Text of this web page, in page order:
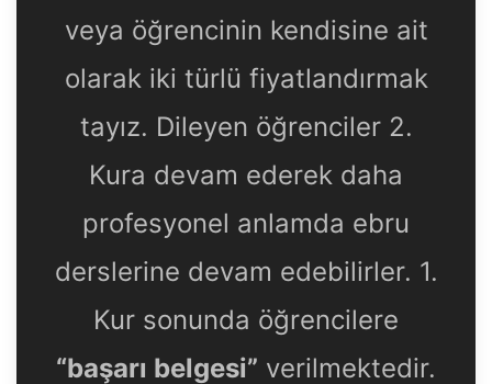
veya öğrencinin kendisine ait
olarak iki türlü fiyatlandırmak
tayız. Dileyen öğrenciler 2.
Kura devam ederek daha
profesyonel anlamda ebru
derslerine devam edebilirler. 1.
Kur sonunda öğrencilere
“başarı belgesi” verilmektedir.